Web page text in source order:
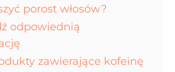
porost włosów?
odpowiednią
zawierające kofeinę